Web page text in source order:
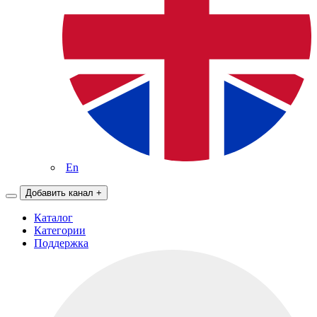
En
Добавить канал +
Каталог
Категории
Поддержка